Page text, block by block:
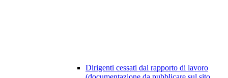
Dirigenti cessati dal rapporto di lavoro